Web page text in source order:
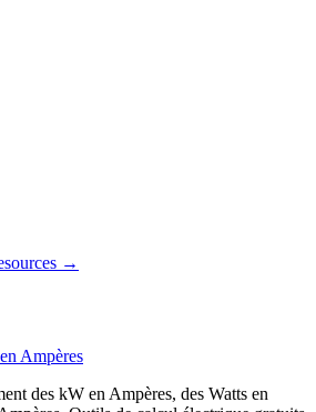
→
Ampères
des kW en Ampères, des Watts en